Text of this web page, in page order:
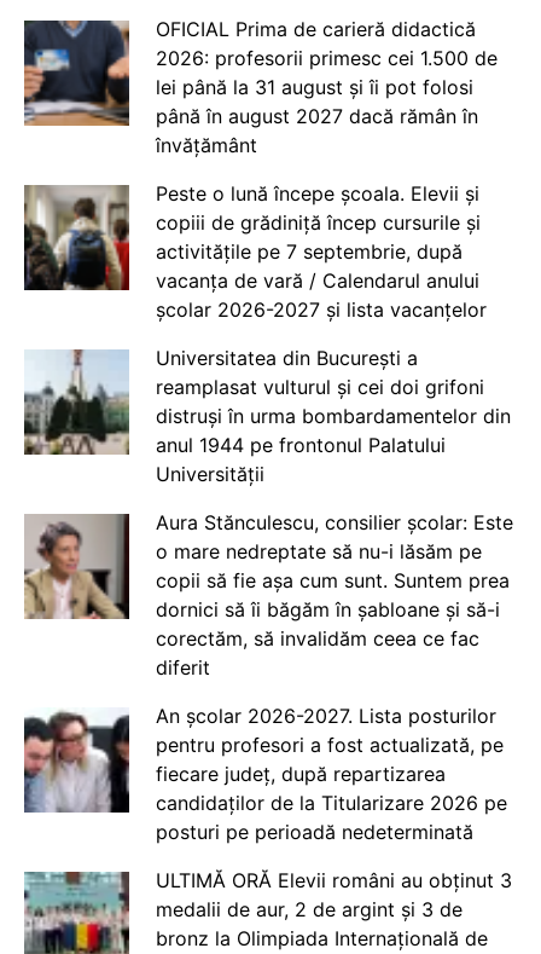
OFICIAL Prima de carieră didactică
2026: profesorii primesc cei 1.500 de
lei până la 31 august și îi pot folosi
până în august 2027 dacă rămân în
învățământ
Peste o lună începe școala. Elevii și
copiii de grădiniță încep cursurile și
activitățile pe 7 septembrie, după
vacanța de vară / Calendarul anului
școlar 2026-2027 și lista vacanțelor
Universitatea din București a
reamplasat vulturul și cei doi grifoni
distruși în urma bombardamentelor din
anul 1944 pe frontonul Palatului
Universității
Aura Stănculescu, consilier școlar: Este
o mare nedreptate să nu-i lăsăm pe
copii să fie așa cum sunt. Suntem prea
dornici să îi băgăm în șabloane și să-i
corectăm, să invalidăm ceea ce fac
diferit
An școlar 2026-2027. Lista posturilor
pentru profesori a fost actualizată, pe
fiecare județ, după repartizarea
candidaților de la Titularizare 2026 pe
posturi pe perioadă nedeterminată
ULTIMĂ ORĂ Elevii români au obținut 3
medalii de aur, 2 de argint și 3 de
bronz la Olimpiada Internațională de